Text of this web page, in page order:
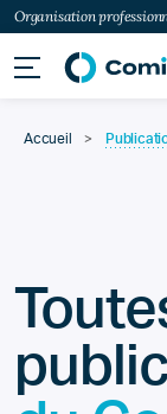
Organisation
Accueil >